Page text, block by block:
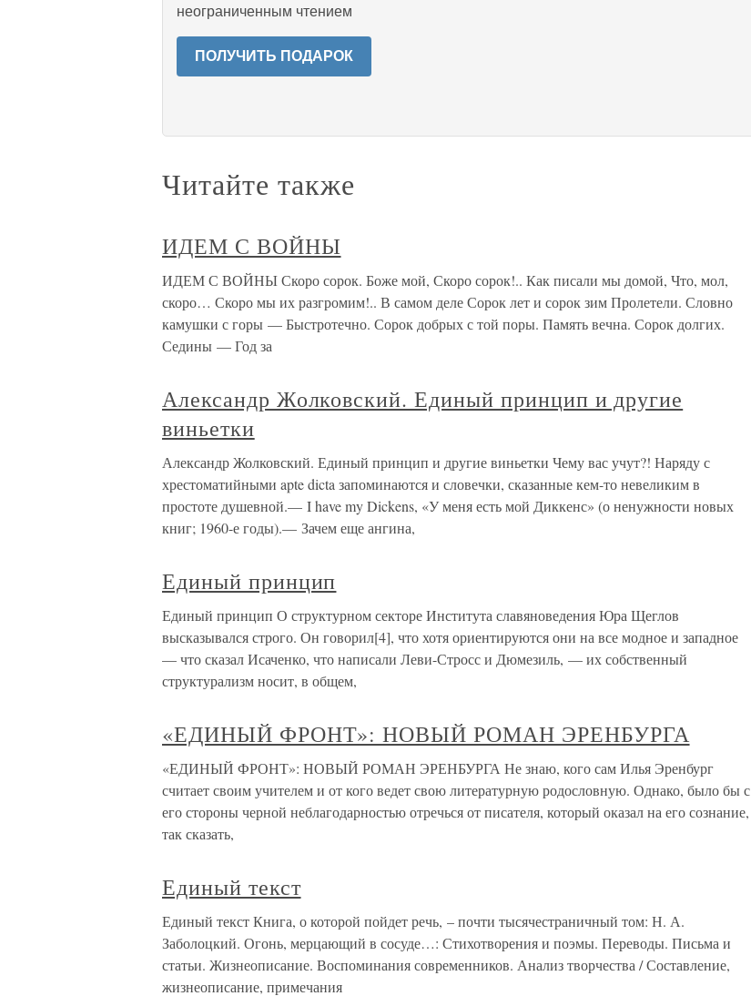
неограниченным чтением
ПОЛУЧИТЬ ПОДАРОК
Читайте также
ИДЕМ С ВОЙНЫ
ИДЕМ С ВОЙНЫ Скоро сорок. Боже мой, Скоро сорок!.. Как писали мы домой, Что, мол,
скоро… Скоро мы их разгромим!.. В самом деле Сорок лет и сорок зим Пролетели. Словно
камушки с горы — Быстротечно. Сорок добрых с той поры. Память вечна. Сорок долгих.
Седины — Год за
Александр Жолковский. Единый принцип и другие
виньетки
Александр Жолковский. Единый принцип и другие виньетки Чему вас учут?! Наряду с
хрестоматийными apte dicta запоминаются и словечки, сказанные кем-то невеликим в
простоте душевной.— I have my Dickens, «У меня есть мой Диккенс» (о ненужности новых
книг; 1960-е годы).— Зачем еще ангина,
Единый принцип
Единый принцип О структурном секторе Института славяноведения Юра Щеглов
высказывался строго. Он говорил[4], что хотя ориентируются они на все модное и западное
— что сказал Исаченко, что написали Леви-Стросс и Дюмезиль, — их собственный
структурализм носит, в общем,
«ЕДИНЫЙ ФРОНТ»: НОВЫЙ РОМАН ЭРЕНБУРГА
«ЕДИНЫЙ ФРОНТ»: НОВЫЙ РОМАН ЭРЕНБУРГА Не знаю, кого сам Илья Эренбург
считает своим учителем и от кого ведет свою литературную родословную. Однако, было бы с
его стороны черной неблагодарностью отречься от писателя, который оказал на его сознание,
так сказать,
Единый текст
Единый текст Книга, о которой пойдет речь, – почти тысячестраничный том: Н. А.
Заболоцкий. Огонь, мерцающий в сосуде…: Стихотворения и поэмы. Переводы. Письма и
статьи. Жизнеописание. Воспоминания современников. Анализ творчества / Составление,
жизнеописание, примечания